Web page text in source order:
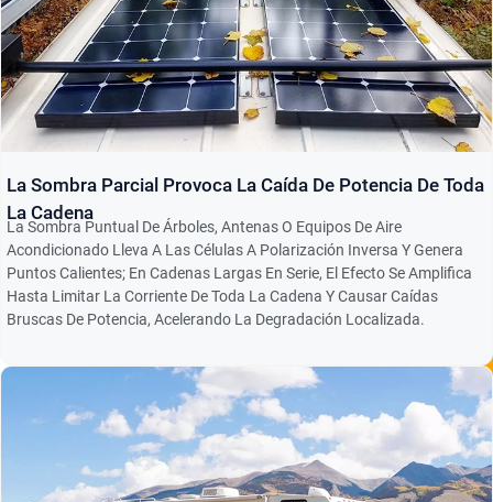
La Sombra Parcial Provoca La Caída De Potencia De Toda
La Cadena
La Sombra Puntual De Árboles, Antenas O Equipos De Aire
Acondicionado Lleva A Las Células A Polarización Inversa Y Genera
Puntos Calientes; En Cadenas Largas En Serie, El Efecto Se Amplifica
Hasta Limitar La Corriente De Toda La Cadena Y Causar Caídas
Bruscas De Potencia, Acelerando La Degradación Localizada.